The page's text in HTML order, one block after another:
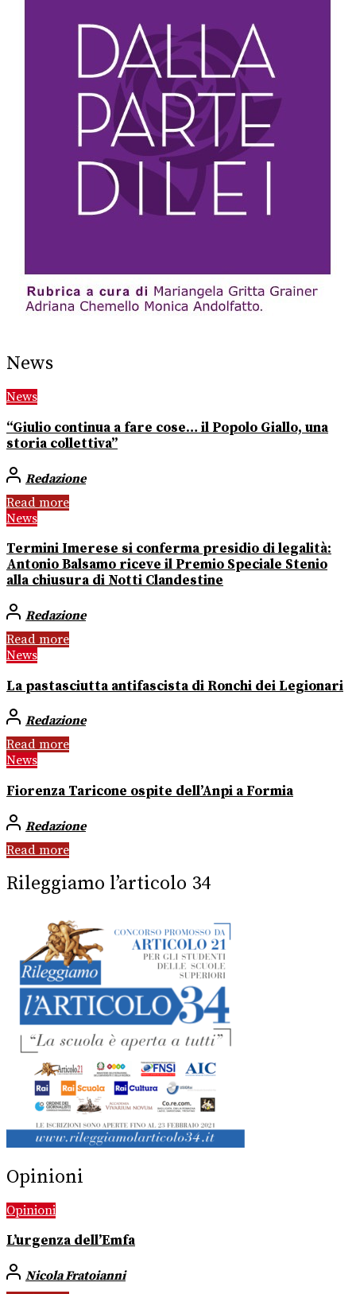
News
News
“Giulio continua a fare cose… il Popolo Giallo, una
storia collettiva”
Redazione
Read more
News
Termini Imerese si conferma presidio di legalità:
Antonio Balsamo riceve il Premio Speciale Stenio
alla chiusura di Notti Clandestine
Redazione
Read more
News
La pastasciutta antifascista di Ronchi dei Legionari
Redazione
Read more
News
Fiorenza Taricone ospite dell’Anpi a Formia
Redazione
Read more
Rileggiamo l’articolo 34
Opinioni
Opinioni
L’urgenza dell’Emfa
Nicola Fratoianni